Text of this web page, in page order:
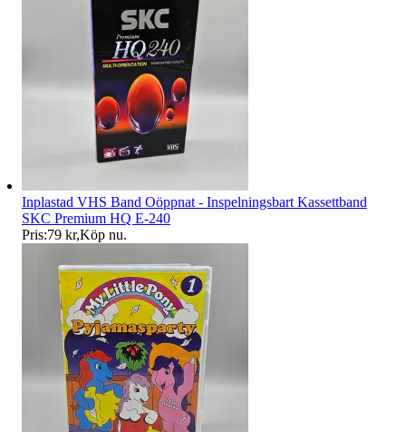
Inplastad VHS Band Oöppnat - Inspelningsbart Kassettband
SKC Premium HQ E-240
Pris:79 kr,Köp nu.